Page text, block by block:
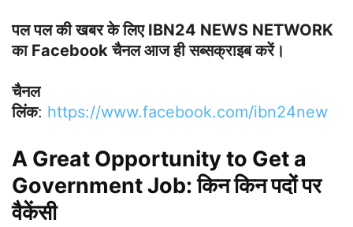
पल पल की खबर के लिए IBN24 NEWS NETWORK
का Facebook चैनल आज ही सब्सक्राइब करें।
चैनल
लिंक: https://www.facebook.com/ibn24new
A Great Opportunity to Get a
Government Job: किन किन पदों पर
वैकेंसी